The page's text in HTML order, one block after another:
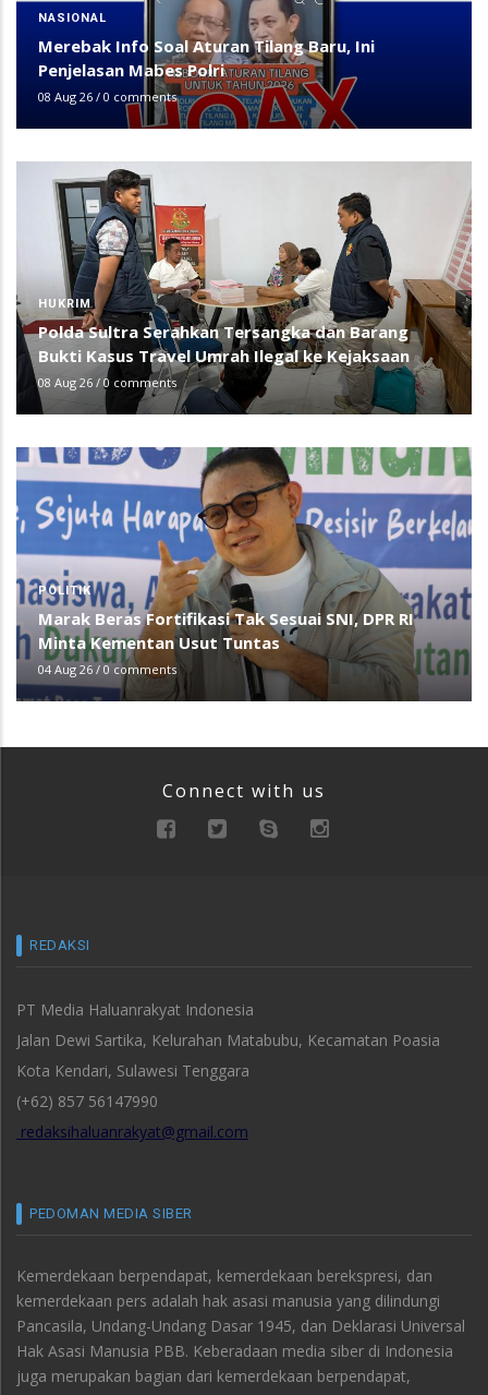
NASIONAL
Merebak Info Soal Aturan Tilang Baru, Ini
Penjelasan Mabes Polri
08 Aug 26 / 0 comments
HUKRIM
Polda Sultra Serahkan Tersangka dan Barang
Bukti Kasus Travel Umrah Ilegal ke Kejaksaan
08 Aug 26 / 0 comments
POLITIK
Marak Beras Fortifikasi Tak Sesuai SNI, DPR RI
Minta Kementan Usut Tuntas
04 Aug 26 / 0 comments
Connect with us
REDAKSI
PT Media Haluanrakyat Indonesia
Jalan Dewi Sartika, Kelurahan Matabubu, Kecamatan Poasia
Kota Kendari, Sulawesi Tenggara
(+62) 857 56147990
redaksihaluanrakyat@gmail.com
PEDOMAN MEDIA SIBER
Kemerdekaan berpendapat, kemerdekaan berekspresi, dan
kemerdekaan pers adalah hak asasi manusia yang dilindungi
Pancasila, Undang-Undang Dasar 1945, dan Deklarasi Universal
Hak Asasi Manusia PBB. Keberadaan media siber di Indonesia
juga merupakan bagian dari kemerdekaan berpendapat,